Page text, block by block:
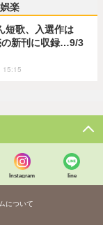
楽
短歌、入選作は
の新刊に収録…9/3
15:15
Instagram line
について